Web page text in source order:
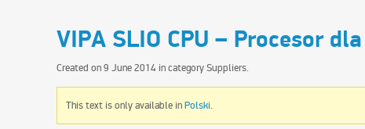
VIPA SLIO CPU – Procesor
Created on9 June 2014 in categorySuppliers.
This text is only available inPolski.